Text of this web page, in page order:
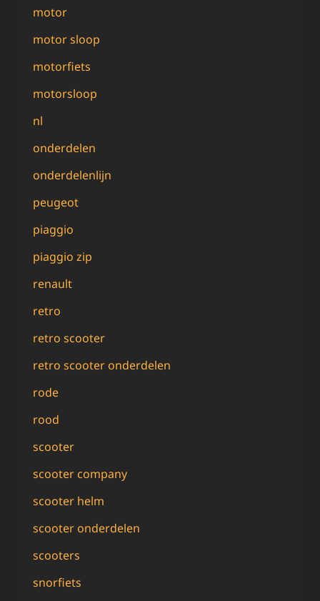
motor
motor sloop
motorfiets
motorsloop
nl
onderdelen
onderdelenlijn
peugeot
piaggio
piaggio zip
renault
retro
retro scooter
retro scooter onderdelen
rode
rood
scooter
scooter company
scooter helm
scooter onderdelen
scooters
snorfiets